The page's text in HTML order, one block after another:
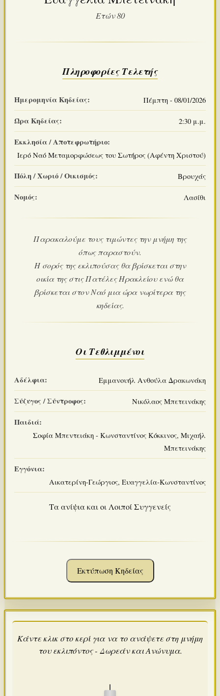
Ετών 80
Πληροφορίες Τελετής
Ημερομηνία Κηδείας: Πέμπτη - 08/01/2026
Ώρα Κηδείας: 2:30 μ.μ.
Εκκλησία / Αποτεφρωτήριο:
Ιερό Ναό Μεταμορφώσεως του Σωτήρος (Αφέντη Χριστού)
Πόλη / Χωριό / Οικισμός: Βρουχάς
Νομός: Λασίθι
Παρακαλούμε τους τιμώντες την μνήμη της
όπως παραστούν.
Η σορός της εκλιπούσας θα βρίσκεται στην
οικία της στις Πατέλες Ηρακλείου ενώ θα
βρίσκεται στον Ναό μια ώρα νωρίτερα της
κηδείας.
Οι Τεθλιμμένοι
Αδέλφια: Εμμανουήλ Ανθούλα Δρακωνάκη
Σύζυγος / Σύντροφος: Νικόλαος Μπετεινάκης
Παιδιά:
Σοφία Μπεντειάκη - Κωνσταντίνος Κόκκινος, Μιχαήλ
Μπετεινάκης
Εγγόνια:
Αικατερίνη-Γεώργιος, Ευαγγελία-Κωνσταντίνος
Τα ανίψια και οι Λοιποί Συγγενείς
Εκτύπωση Κηδείας
Κάντε κλικ στο κερί για να το ανάψετε στη μνήμη
του εκλιπόντος - Δωρεάν και Ανώνυμα.